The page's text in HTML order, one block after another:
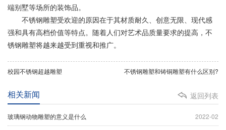
端别墅等场所的装饰品。
不锈钢雕塑受欢迎的原因在于其材质耐久、创意无限、现代感
强和具有高档价值等特点。随着人们对艺术品质量要求的提高，不
锈钢雕塑将越来越受到重视和推广。
校园不锈钢超越雕塑 不锈钢雕塑和铸铜雕塑有什么区别?
返回列表
相关新闻
2022-02
玻璃钢动物雕塑的意义是什么